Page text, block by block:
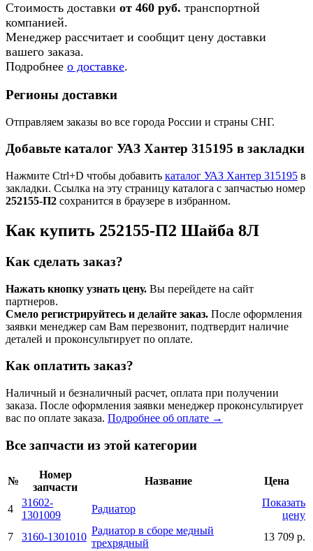
Стоимость доставки от 460 руб. транспортной
компанией.
Менеджер рассчитает и сообщит цену доставки
вашего заказа.
Подробнее о доставке.
Регионы доставки
Отправляем заказы во все города России и страны СНГ.
Добавьте каталог УАЗ Хантер 315195 в закладки
Нажмите Ctrl+D чтобы добавить каталог УАЗ Хантер 315195 в
закладки. Ссылка на эту страницу каталога с запчастью номер
252155-П2 сохранится в браузере в избранном.
Как купить 252155-П2 Шайба 8Л
Как сделать заказ?
Нажать кнопку узнать цену. Вы перейдете на сайт
партнеров.
Смело регистрируйтесь и делайте заказ. После оформления
заявки менеджер сам Вам перезвонит, подтвердит наличие
деталей и проконсультирует по оплате.
Как оплатить заказ?
Наличный и безналичный расчет, оплата при получении
заказа. После оформления заявки менеджер проконсультирует
вас по оплате заказа. Подробнее об оплате →
Все запчасти из этой категории
№
Номер
запчасти
Название Цена
4
31602-
1301009
Радиатоp
Показать
цену
7
3160-1301010
Радиатор в сборе медный
трехрядный
13 709 р.